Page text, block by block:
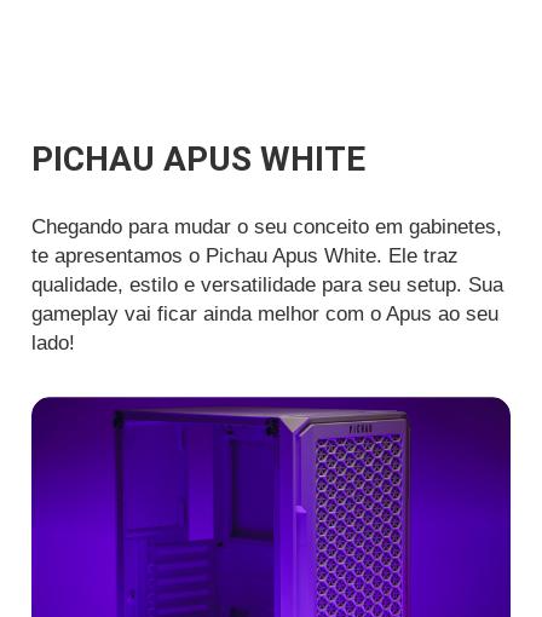
PICHAU APUS WHITE
Chegando para mudar o seu conceito em gabinetes,
te apresentamos o Pichau Apus White. Ele traz
qualidade, estilo e versatilidade para seu setup. Sua
gameplay vai ficar ainda melhor com o Apus ao seu
lado!